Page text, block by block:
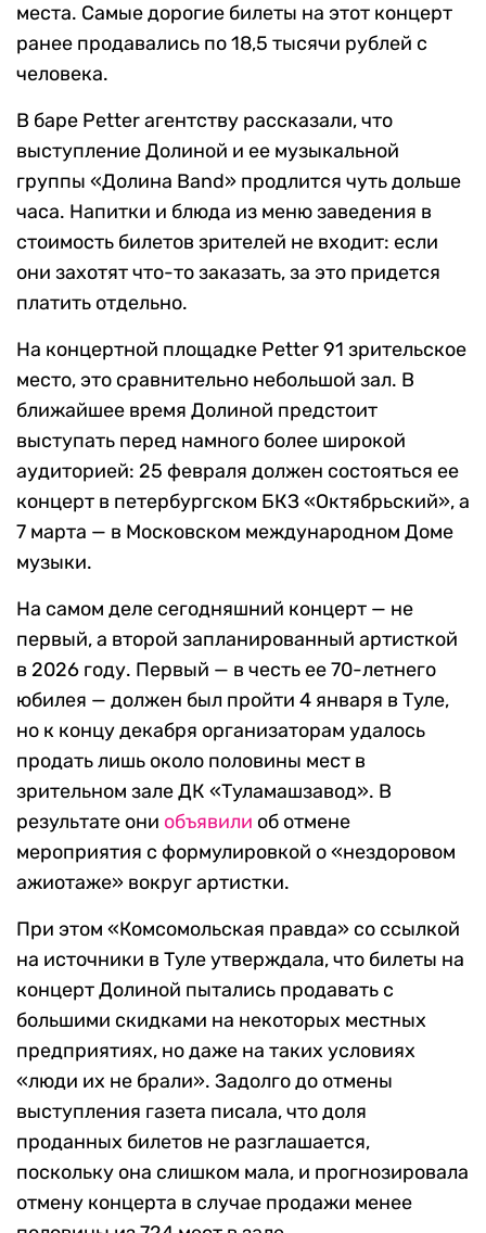
места. Самые дорогие билеты на этот концерт
ранее продавались по 18,5 тысячи рублей с
человека.
В баре Petter агентству рассказали, что
выступление Долиной и ее музыкальной
группы «Долина Band» продлится чуть дольше
часа. Напитки и блюда из меню заведения в
стоимость билетов зрителей не входит: если
они захотят что-то заказать, за это придется
платить отдельно.
На концертной площадке Petter 91 зрительское
место, это сравнительно небольшой зал. В
ближайшее время Долиной предстоит
выступать перед намного более широкой
аудиторией: 25 февраля должен состояться ее
концерт в петербургском БКЗ «Октябрьский», а
7 марта — в Московском международном Доме
музыки.
На самом деле сегодняшний концерт — не
первый, а второй запланированный артисткой
в 2026 году. Первый — в честь ее 70-летнего
юбилея — должен был пройти 4 января в Туле,
но к концу декабря организаторам удалось
продать лишь около половины мест в
зрительном зале ДК «Туламашзавод». В
результате они объявили об отмене
мероприятия с формулировкой о «нездоровом
ажиотаже» вокруг артистки.
При этом «Комсомольская правда» со ссылкой
на источники в Туле утверждала, что билеты на
концерт Долиной пытались продавать с
большими скидками на некоторых местных
предприятиях, но даже на таких условиях
«люди их не брали». Задолго до отмены
выступления газета писала, что доля
проданных билетов не разглашается,
поскольку она слишком мала, и прогнозировала
отмену концерта в случае продажи менее